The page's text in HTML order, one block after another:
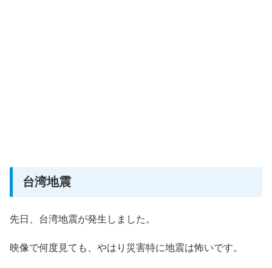
台湾地震
先日、台湾地震が発生しました。
映像で何度見ても、やはり災害特に地震は怖いです。